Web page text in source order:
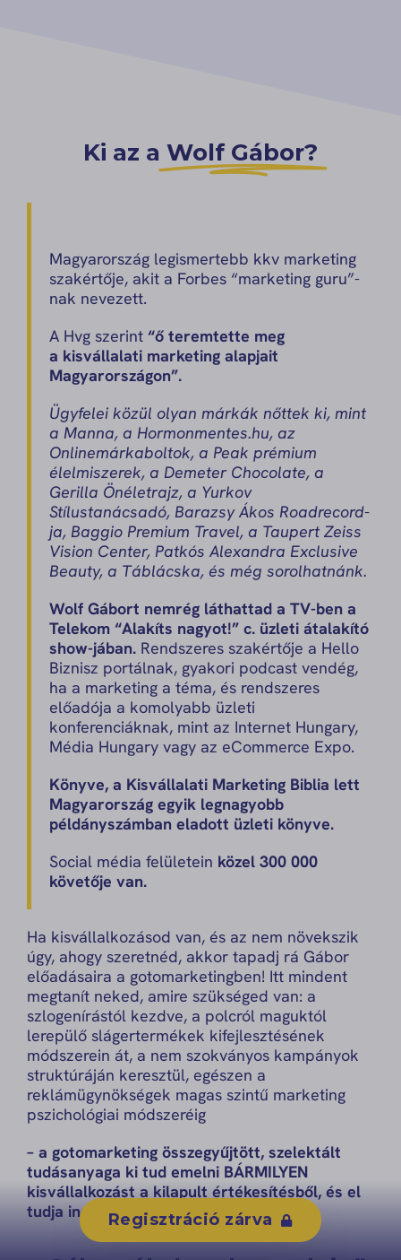
Ki az a Wolf Gábor?
Magyarország legismertebb kkv marketing
szakértője, akit a Forbes “marketing guru”-
nak nevezett.
A Hvg szerint “ő teremtette meg
a kisvállalati marketing alapjait
Magyarországon”.
Ügyfelei közül olyan márkák nőttek ki, mint
a Manna, a Hormonmentes.hu, az
Onlinemárkaboltok, a Peak prémium
élelmiszerek, a Demeter Chocolate, a
Gerilla Önéletrajz, a Yurkov
Stílustanácsadó, Barazsy Ákos Roadrecord-
ja, Baggio Premium Travel, a Taupert Zeiss
Vision Center, Patkós Alexandra Exclusive
Beauty, a Táblácska, és még sorolhatnánk.
Wolf Gábort nemrég láthattad a TV-ben a
Telekom “Alakíts nagyot!” c. üzleti átalakító
show-jában.Rendszeres szakértője a Hello
Biznisz portálnak, gyakori podcast vendég,
ha a marketing a téma, és rendszeres
előadója a komolyabb üzleti
konferenciáknak, mint az Internet Hungary,
Média Hungary vagy az eCommerce Expo.
Könyve, a Kisvállalati Marketing Biblia lett
Magyarország egyik legnagyobb
példányszámban eladott üzleti könyve.
Social média felületein közel 300 000
követője van.
Ha kisvállalkozásod van, és az nem növekszik
úgy, ahogy szeretnéd, akkor tapadj rá Gábor
előadásaira a gotomarketingben! Itt mindent
megtanít neked, amire szükséged van: a
szlogenírástól kezdve, a polcról maguktól
lerepülő slágertermékek kifejlesztésének
módszerein át, a nem szokványos kampányok
struktúráján keresztül, egészen a
reklámügynökségek magas szintű marketing
pszichológiai módszeréig
– a gotomarketing összegyűjtött, szelektált
tudásanyaga ki tud emelni BÁRMILYEN
kisvállalkozást a kilapult értékesítésből, és el
tudja indítani a siker útján.
Regisztráció zárva